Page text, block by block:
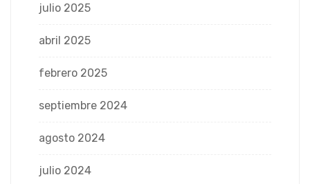
julio 2025
abril 2025
febrero 2025
septiembre 2024
agosto 2024
julio 2024